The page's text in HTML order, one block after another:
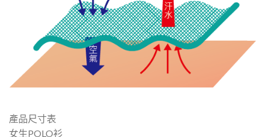
產品尺寸表
女生POLO衫